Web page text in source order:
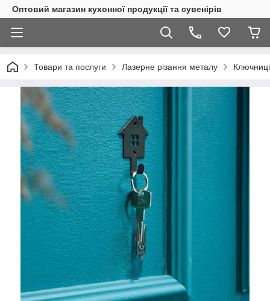
Оптовий магазин кухонної продукції та сувенірів
Товари та послуги Лазерне різання металу